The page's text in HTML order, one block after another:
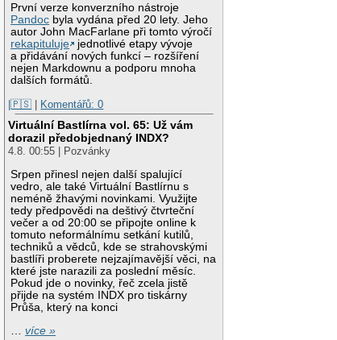
První verze konverzního nástroje
Pandoc byla vydána před 20 lety. Jeho
autor John MacFarlane při tomto výročí
rekapituluje
jednotlivé etapy vývoje
a přidávání nových funkcí – rozšíření
nejen Markdownu a podporu mnoha
dalších formátů.
|🇵🇸 | Komentářů: 0
Virtuální Bastlírna vol. 65: Už vám
dorazil předobjednaný INDX?
4.8. 00:55 | Pozvánky
Srpen přinesl nejen další spalující
vedro, ale také Virtuální Bastlírnu s
neméně žhavými novinkami. Využijte
tedy předpovědi na deštivý čtvrteční
večer a od 20:00 se připojte online k
tomuto neformálnímu setkání kutilů,
techniků a vědců, kde se strahovskými
bastlíři proberete nejzajímavější věci, na
které jste narazili za poslední měsíc.
Pokud jde o novinky, řeč zcela jistě
přijde na systém INDX pro tiskárny
Průša, který na konci
…více »